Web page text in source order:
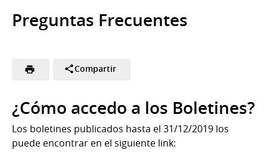
Preguntas Frecuentes
Compartir
¿Cómo accedo a los Boletines?
Los boletines publicados hasta el 31/12/2019 los
puede encontrar en el siguiente link: